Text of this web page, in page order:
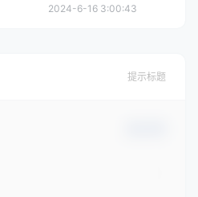
2024-6-16 3:00:43
提示标题